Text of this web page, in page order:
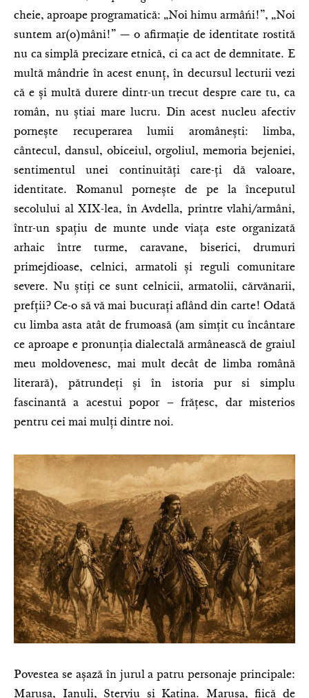
cheie, aproape programatică: „Noi himu armâńi!”, „Noi
suntem ar(o)mâni!” — o afirmație de identitate rostită
nu ca simplă precizare etnică, ci ca act de demnitate. E
multă mândrie în acest enunț, în decursul lecturii vezi
că e și multă durere dintr-un trecut despre care tu, ca
român, nu știai mare lucru. Din acest nucleu afectiv
pornește recuperarea lumii aromânești: limba,
cântecul, dansul, obiceiul, orgoliul, memoria bejeniei,
sentimentul unei continuități care-ți dă valoare,
identitate. Romanul pornește de pe la începutul
secolului al XIX-lea, în Avdella, printre vlahi/armâni,
într-un spațiu de munte unde viața este organizată
arhaic între turme, caravane, biserici, drumuri
primejdioase, celnici, armatoli și reguli comunitare
severe. Nu știți ce sunt celnicii, armatolii, cărvănarii,
prefții? Ce-o să vă mai bucurați aflând din carte! Odată
cu limba asta atât de frumoasă (am simțit cu încântare
ce aproape e pronunția dialectală armânească de graiul
meu moldovenesc, mai mult decât de limba română
literară), pătrundeți și în istoria pur si simplu
fascinantă a acestui popor – frățesc, dar misterios
pentru cei mai mulți dintre noi.
Povestea se așază în jurul a patru personaje principale:
Marușa, Ianuli, Steryiu și Katina. Marușa, fiică de